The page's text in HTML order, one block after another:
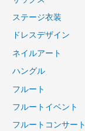
ステージ衣装
ドレスデザイン
ネイルアート
ハングル
フルート
フルートイベント
フルートコンサート